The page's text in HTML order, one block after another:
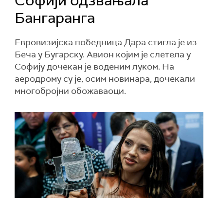
Бангаранга
Евровизијска победница Дара стигла је из
Беча у Бугарску. Авион којим је слетела у
Софију дочекан је воденим луком. На
аеродрому су је, осим новинара, дочекали
многобројни обожаваоци.